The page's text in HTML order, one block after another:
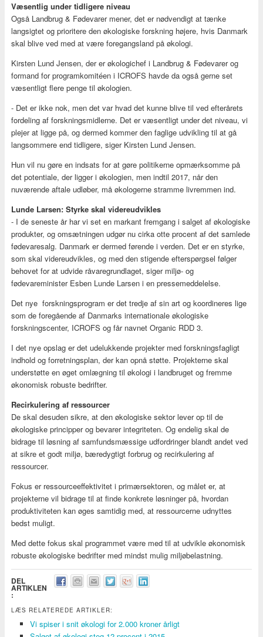
Væsentlig under tidligere niveau
Også Landbrug & Fødevarer mener, det er nødvendigt at tænke
langsigtet og prioritere den økologiske forskning højere, hvis Danmark
skal blive ved med at være foregangsland på økologi.
Kirsten Lund Jensen, der er økologichef i Landbrug & Fødevarer og
formand for programkomitéen i ICROFS havde da også gerne set
væsentligt flere penge til økologien.
- Det er ikke nok, men det var hvad det kunne blive til ved efterårets
fordeling af forskningsmidlerne. Det er væsentligt under det niveau, vi
plejer at ligge på, og dermed kommer den faglige udvikling til at gå
langsommere end tidligere, siger Kirsten Lund Jensen.
Hun vil nu gøre en indsats for at gøre politikerne opmærksomme på
det potentiale, der ligger i økologien, men indtil 2017, når den
nuværende aftale udløber, må økologerne stramme livremmen ind.
Lunde Larsen: Styrke skal videreudvikles
- I de seneste år har vi set en markant fremgang i salget af økologiske
produkter, og omsætningen udgør nu cirka otte procent af det samlede
fødevaresalg. Danmark er dermed førende i verden. Det er en styrke,
som skal videreudvikles, og med den stigende efterspørgsel følger
behovet for at udvide råvaregrundlaget, siger miljø- og
fødevareminister Esben Lunde Larsen i en pressemeddelelse.
Det nye forskningsprogram er det tredje af sin art og koordineres lige
som de foregående af Danmarks internationale økologiske
forskningscenter, ICROFS og får navnet Organic RDD 3.
I det nye opslag er det udelukkende projekter med forskningsfagligt
indhold og forretningsplan, der kan opnå støtte. Projekterne skal
understøtte en øget omlægning til økologi i landbruget og fremme
økonomisk robuste bedrifter.
Recirkulering af ressourcer
De skal desuden sikre, at den økologiske sektor lever op til de
økologiske principper og bevarer integriteten. Og endelig skal de
bidrage til løsning af samfundsmæssige udfordringer blandt andet ved
at sikre et godt miljø, bæredygtigt forbrug og recirkulering af
ressourcer.
Fokus er ressourceeffektivitet i primærsektoren, og målet er, at
projekterne vil bidrage til at finde konkrete løsninger på, hvordan
produktiviteten kan øges samtidig med, at ressourcerne udnyttes
bedst muligt.
Med dette fokus skal programmet være med til at udvikle økonomisk
robuste økologiske bedrifter med mindst mulig miljøbelastning.
DEL
ARTIKLEN
:
LÆS RELATEREDE ARTIKLER:
Vi spiser i snit økologi for 2.000 kroner årligt